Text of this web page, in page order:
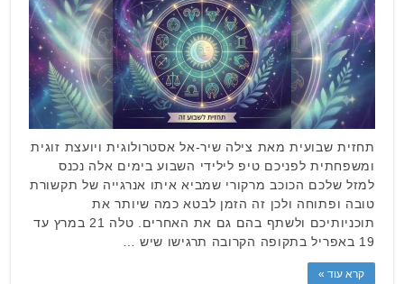
תחזית שבועית מאת צילה שיר-אל אסטרולוגית ויועצת זוגית
ומשפחתית לפניכם טיפ לילידי השבוע בימים אלה נכנס
למזל שלכם הכוכב מרקורי שמביא איתו אנרגייה של תקשורת
טובה ופתוחה ולכן זה הזמן לבטא כמה שיותר את
תוכניותיכם ולשתף בהם גם את האחרים. טלה 21 במרץ עד
19 באפריל בתקופה הקרובה תרגישו שיש …
קרא עוד »